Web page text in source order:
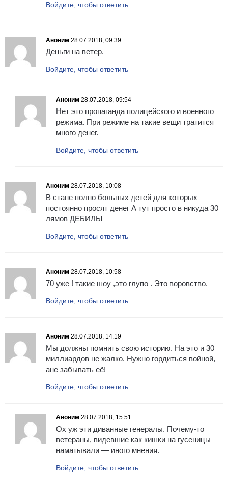
Войдите, чтобы ответить
Аноним 28.07.2018, 09:39
Деньги на ветер.
Войдите, чтобы ответить
Аноним 28.07.2018, 09:54
Нет это пропаганда полицейского и военного
режима. При режиме на такие вещи тратится
много денег.
Войдите, чтобы ответить
Аноним 28.07.2018, 10:08
В стане полно больных детей для которых
постоянно просят денег А тут просто в никуда 30
лямов ДЕБИЛЫ
Войдите, чтобы ответить
Аноним 28.07.2018, 10:58
70 уже ! такие шоу ,это глупо . Это воровство.
Войдите, чтобы ответить
Аноним 28.07.2018, 14:19
Мы должны помнить свою историю. На это и 30
миллиардов не жалко. Нужно гордиться войной,
ане забывать её!
Войдите, чтобы ответить
Аноним 28.07.2018, 15:51
Ох уж эти диванные генералы. Почему-то
ветераны, видевшие как кишки на гусеницы
наматывали — иного мнения.
Войдите, чтобы ответить